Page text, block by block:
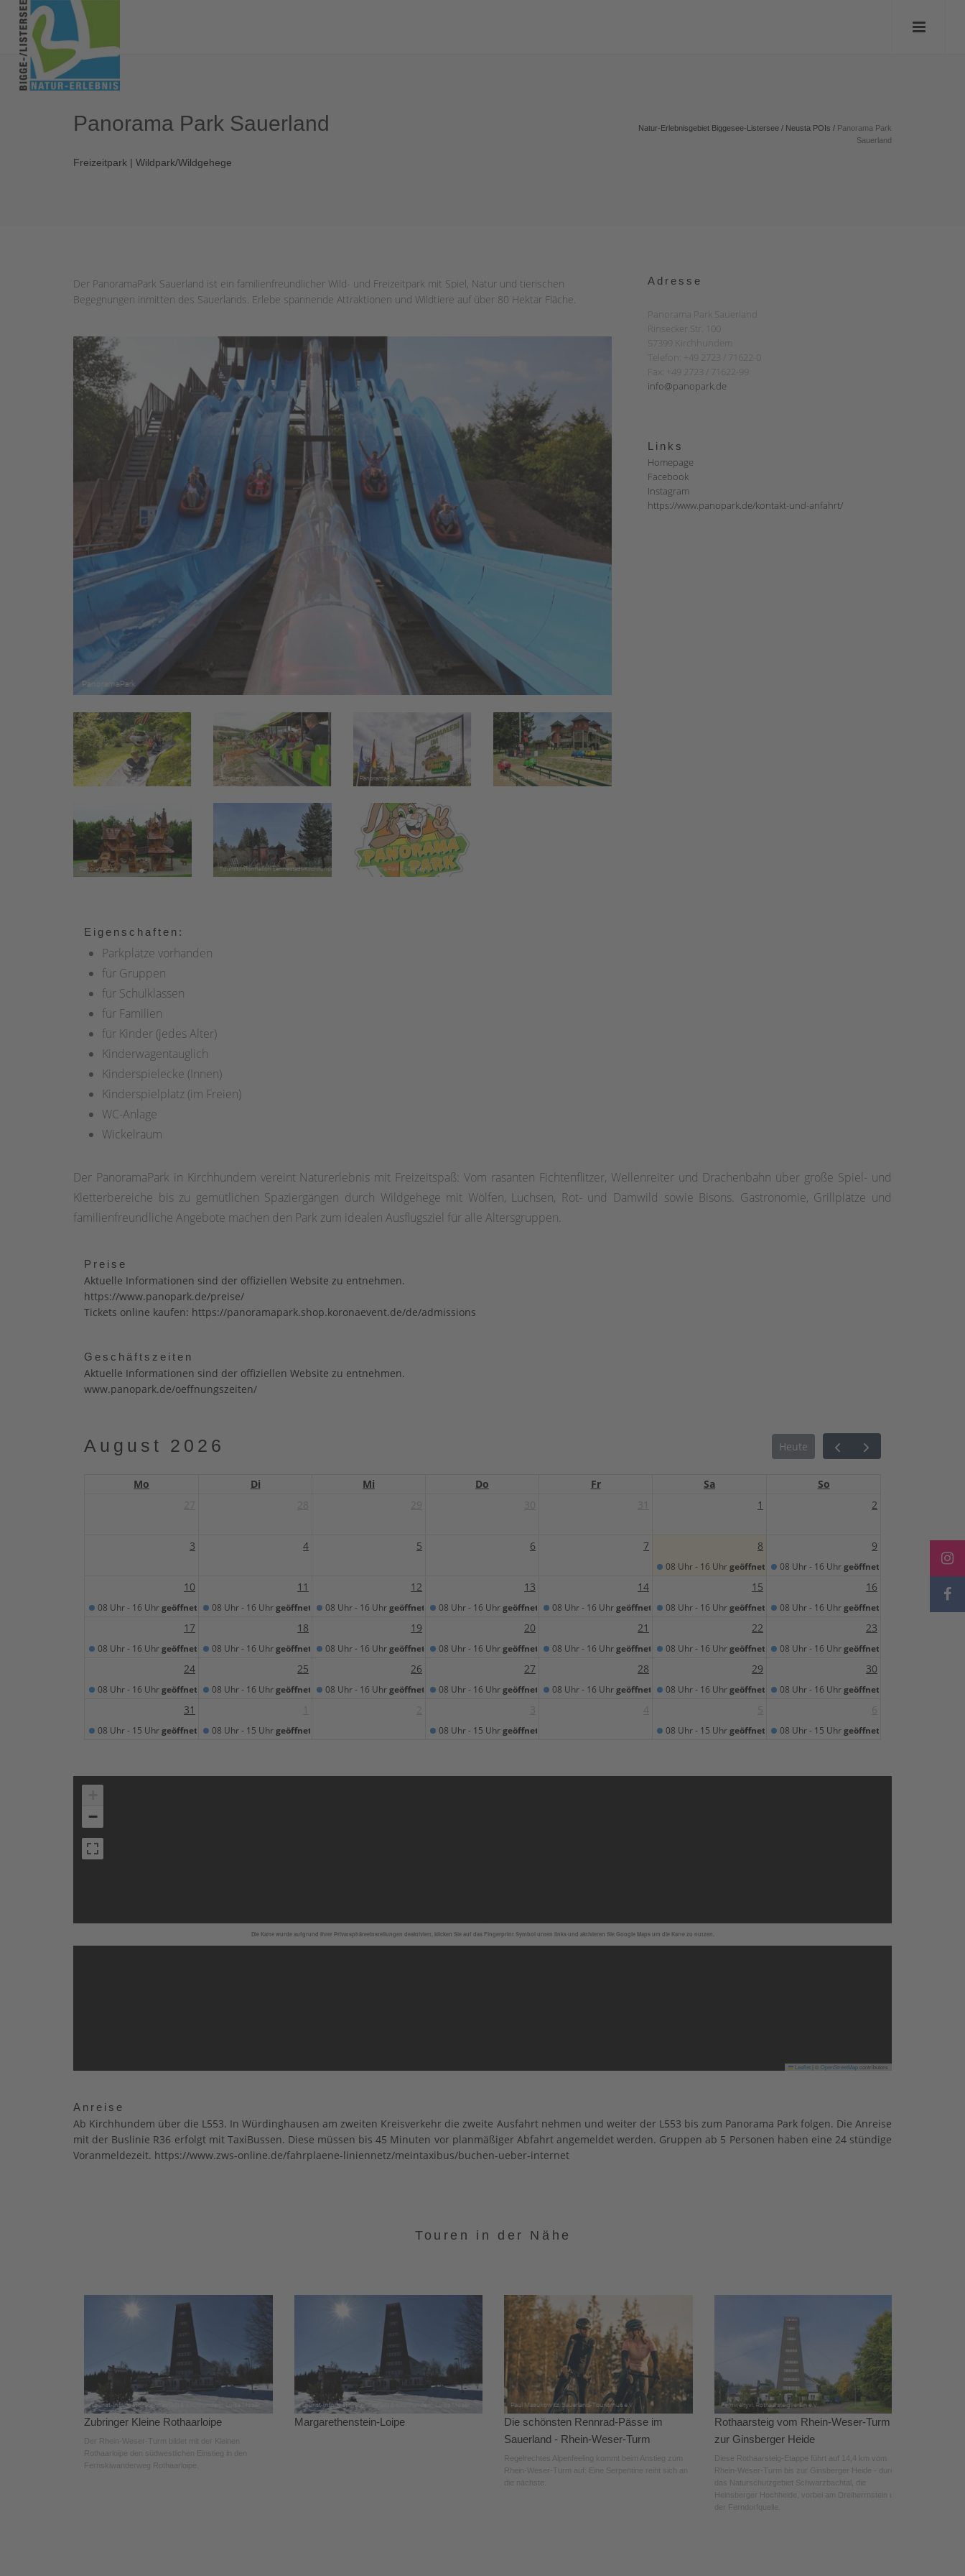
Panorama Park Sauerland
Freizeitpark | Wildpark/Wildgehege
Natur-Erlebnisgebiet Biggesee-Listersee / Neusta POIs / Panorama Park
Sauerland
Der PanoramaPark Sauerland ist ein familienfreundlicher Wild- und Freizeitpark mit Spiel, Natur und tierischen
Begegnungen inmitten des Sauerlands. Erlebe spannende Attraktionen und Wildtiere auf über 80 Hektar Fläche.
Adresse
Panorama Park Sauerland
Rinsecker Str. 100
57399 Kirchhundem
Telefon: +49 2723 / 71622-0
Fax: +49 2723 / 71622-99
info@panopark.de
Links
Homepage
Facebook
Instagram
https://www.panopark.de/kontakt-und-anfahrt/
Eigenschaften:
Parkplätze vorhanden
für Gruppen
für Schulklassen
für Familien
für Kinder (jedes Alter)
Kinderwagentauglich
Kinderspielecke (Innen)
Kinderspielplatz (im Freien)
WC-Anlage
Wickelraum
Der PanoramaPark in Kirchhundem vereint Naturerlebnis mit Freizeitspaß: Vom rasanten Fichtenflitzer, Wellenreiter und Drachenbahn über große Spiel- und
Kletterbereiche bis zu gemütlichen Spaziergängen durch Wildgehege mit Wölfen, Luchsen, Rot- und Damwild sowie Bisons. Gastronomie, Grillplätze und
familienfreundliche Angebote machen den Park zum idealen Ausflugsziel für alle Altersgruppen.
Preise
Aktuelle Informationen sind der offiziellen Website zu entnehmen.
https://www.panopark.de/preise/
Tickets online kaufen: https://panoramapark.shop.koronaevent.de/de/admissions
Geschäftszeiten
Aktuelle Informationen sind der offiziellen Website zu entnehmen.
www.panopark.de/oeffnungszeiten/
August 2026 Heute
Mo Di Mi Do Fr Sa
So
1 2
3 4 5 6 7 8
08 Uhr - 16 Uhrgeöffnet
9
08 Uhr - 16 Uhrgeöffnet
10
08 Uhr - 16 Uhrgeöffnet
11
08 Uhr - 16 Uhrgeöffnet
12
08 Uhr - 16 Uhrgeöffnet
13
08 Uhr - 16 Uhrgeöffnet
14
08 Uhr - 16 Uhrgeöffnet
15
08 Uhr - 16 Uhrgeöffnet
16
08 Uhr - 16 Uhrgeöffnet
17
08 Uhr - 16 Uhrgeöffnet
18
08 Uhr - 16 Uhrgeöffnet
19
08 Uhr - 16 Uhrgeöffnet
20
08 Uhr - 16 Uhrgeöffnet
21
08 Uhr - 16 Uhrgeöffnet
22
08 Uhr - 16 Uhrgeöffnet
23
08 Uhr - 16 Uhrgeöffnet
24
08 Uhr - 16 Uhrgeöffnet
25
08 Uhr - 16 Uhrgeöffnet
26
08 Uhr - 16 Uhrgeöffnet
27
08 Uhr - 16 Uhrgeöffnet
28
08 Uhr - 16 Uhrgeöffnet
29
08 Uhr - 16 Uhrgeöffnet
30
08 Uhr - 16 Uhrgeöffnet
31
08 Uhr - 15 Uhrgeöffnet 08 Uhr - 15 Uhrgeöffnet 08 Uhr - 15 Uhrgeöffnet 08 Uhr - 15 Uhrgeöffnet 08 Uhr - 15 Uhrgeöffnet
Die Karte wurde aufgrund Ihrer Privatsphäreeinstellungen deaktiviert, klicken Sie auf das Fingerprint Symbol unten links und aktivieren Sie Google Maps um die Karte zu nutzen.
−
Leaflet OpenStreetMapcontributors
Anreise
Ab Kirchhundem über die L553. In Würdinghausen am zweiten Kreisverkehr die zweite Ausfahrt nehmen und weiter der L553 bis zum Panorama Park folgen. Die Anreise
mit der Buslinie R36 erfolgt mit TaxiBussen. Diese müssen bis 45 Minuten vor planmäßiger Abfahrt angemeldet werden. Gruppen ab 5 Personen haben eine 24 stündige
Voranmeldezeit. https://www.zws-online.de/fahrplaene-liniennetz/meintaxibus/buchen-ueber-internet
Touren in der Nähe
Zubringer Kleine Rothaarloipe
Der Rhein-Weser-Turm bildet mit der Kleinen
Rothaarloipe den südwestlichen Einstieg in den
Fernskiwanderweg Rothaarloipe.
Margarethenstein-Loipe
Die schönsten Rennrad-Pässe im
Sauerland - Rhein-Weser-Turm
Regelrechtes Alpenfeeling kommt beim Anstieg zum
Rhein-Weser-Turm auf: Eine Serpentine reiht sich an
die nächste.
Rothaarsteig vom Rhein-Weser-Turm
zur Ginsberger Heide
Diese Rothaarsteig-Etappe führt auf 14,4 km vom
Rhein-Weser-Turm bis zur Ginsberger Heide - durch
das Naturschutzgebiet Schwarzbachtal, die
Heinsberger Hochheide, vorbei am Dreiherrnstein und
der Ferndorfquelle.